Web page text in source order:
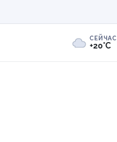
СЕЙЧАС
+20°C